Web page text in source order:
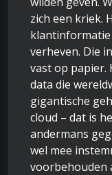
zich een kriek.
verheven. Die
vast op papier.
data die
gigantische
cloud – dat is
andermans
wel mee
voorbehouden